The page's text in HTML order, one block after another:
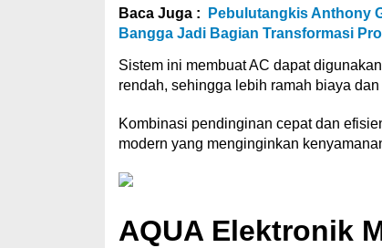
Baca Juga :
Pebulutangkis Anthony
Bangga Jadi Bagian Transformasi
Sistem ini membuat AC dapat
rendah, sehingga lebih ramah biaya
Kombinasi pendinginan cepat dan
modern yang menginginkan
AQUA Elektronik